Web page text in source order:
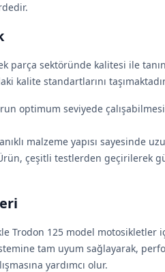
parça sektöründe kalitesi ile
kalite standartlarını
optimum seviyede
malzeme yapısı sayesinde
çeşitli testlerden geçirilerek
Trodon 125 model motosikletler
tam uyum sağlayarak,
yardımcı olur.